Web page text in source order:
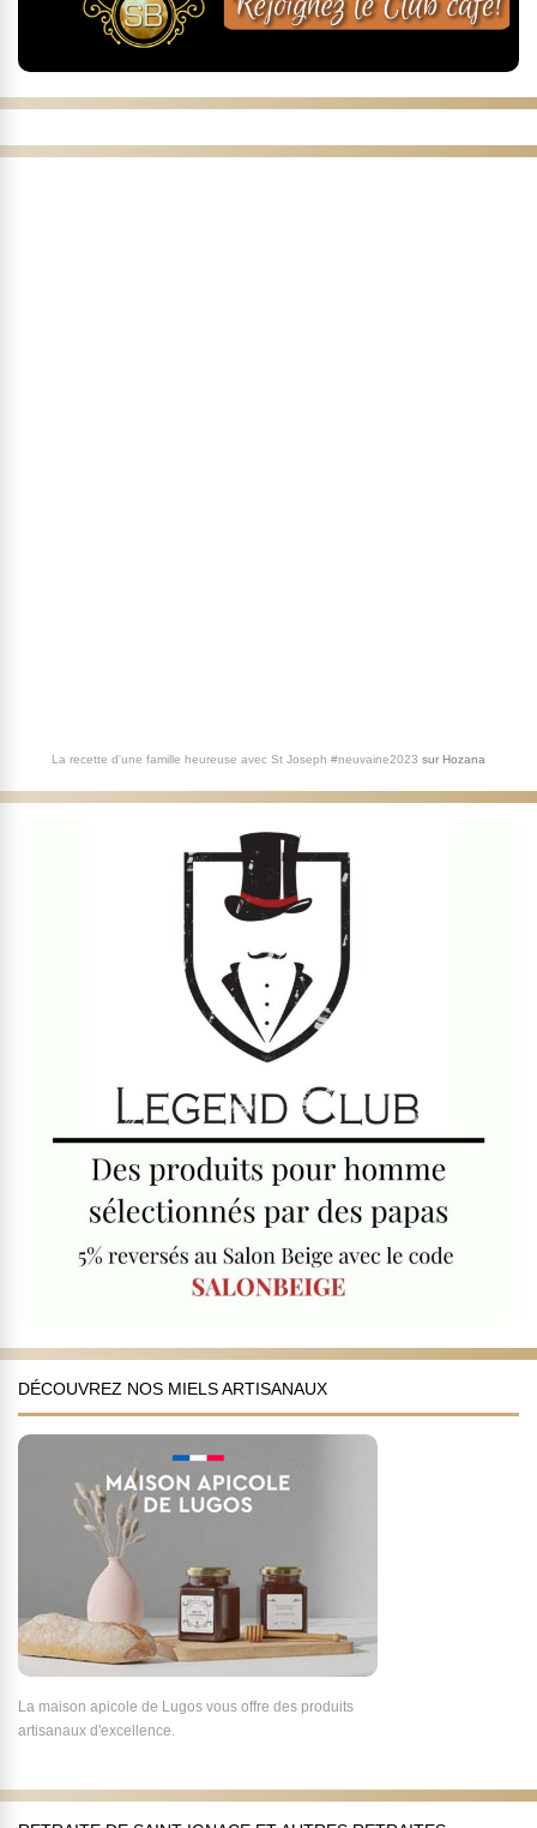
La recette d'une famille heureuse avec St Joseph #neuvaine2023 sur Hozana
DÉCOUVREZ NOS MIELS ARTISANAUX
La maison apicole de Lugos vous offre des produits
artisanaux d'excellence.